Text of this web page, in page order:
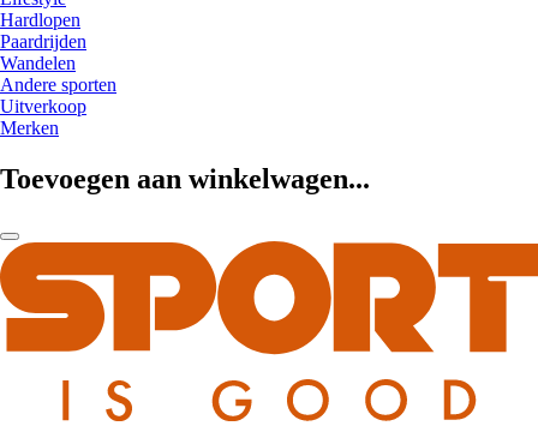
Hardlopen
Paardrijden
Wandelen
Andere sporten
Uitverkoop
Merken
Toevoegen aan winkelwagen...